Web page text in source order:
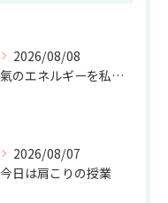
2026/08/08
氣のエネルギーを私利私欲のために使うな
2026/08/07
今日は肩こりの授業